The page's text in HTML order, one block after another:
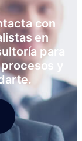
con
en
para
y